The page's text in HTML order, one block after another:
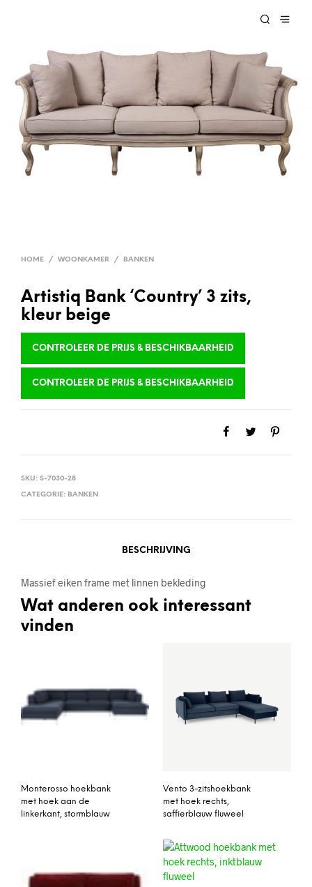
HOME / WOONKAMER / BANKEN
Artistiq Bank ‘Country’ 3 zits,
kleur beige
CONTROLEER DE PRIJS & BESCHIKBAARHEID
CONTROLEER DE PRIJS & BESCHIKBAARHEID
SKU: S-7030-28
CATEGORIE: BANKEN
BESCHRIJVING
Massief eiken frame met linnen bekleding
Wat anderen ook interessant
vinden
Monterosso hoekbank
met hoek aan de
linkerkant, stormblauw
Vento 3-zitshoekbank
met hoek rechts,
saffierblauw fluweel